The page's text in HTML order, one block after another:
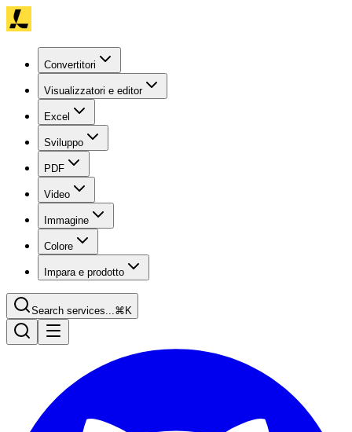
Convertitori
Visualizzatori e editor
Excel
Sviluppo
PDF
Video
Immagine
Colore
Impara e prodotto
Search services...⌘K